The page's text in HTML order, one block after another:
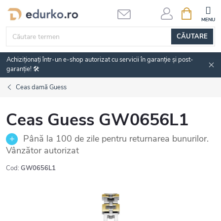
Treci
conținut
CĂUTARE
DE
Achiziționați într-un e-shop autorizat cu servicii în garanție și post-
garanție! 🛠️
Ceas damă Guess
Ceas Guess GW0656L1
Până la 100 de zile pentru returnarea bunurilor.
Vânzător autorizat
Cod: GW0656L1